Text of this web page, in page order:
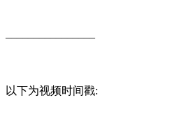
以下为视频时间戳: